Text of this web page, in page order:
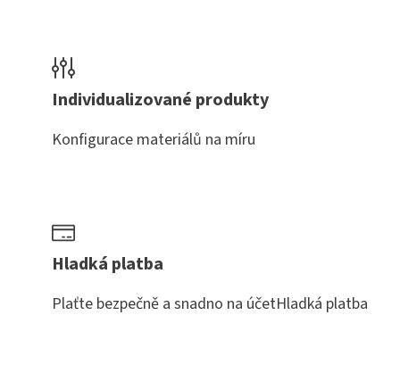
Individualizované produkty
Konfigurace materiálů na míru
Hladká platba
Plaťte bezpečně a snadno na účetHladká platba